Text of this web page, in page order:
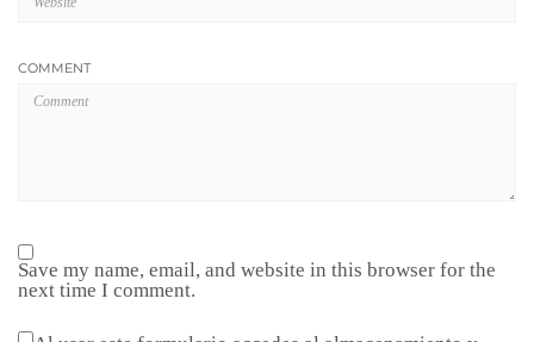
COMMENT
Save my name, email, and website in this browser for the
next time I comment.